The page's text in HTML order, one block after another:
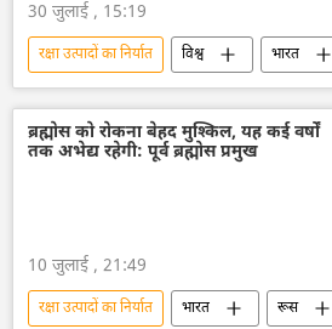
30 जुलाई , 15:19
रक्षा उत्पादों का निर्यात विश्व
भारत
आत्मनिर्भर भारत
भारत का विकास
भारत सरकार
दिल्ली
वायु रक्षा
भारतीय वायुसेना
रक्षा मंत्रालय (MoD)
ब्रह्मोस को रोकना बेहद मुश्किल, यह कई वर्षों
तक अभेद्य रहेगी: पूर्व ब्रह्मोस प्रमुख
10 जुलाई , 21:49
रक्षा उत्पादों का निर्यात भारत
रूस